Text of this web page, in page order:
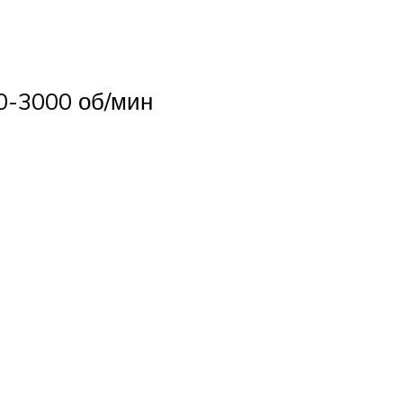
3000 об/мин